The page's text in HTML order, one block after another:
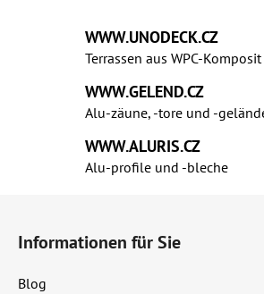
e
r
e
l
e
m
e
n
n
g
WWW.UNODECK.CZ
Terrassen aus WPC‑Komposit
WWW.GELEND.CZ
Alu-zäune, -tore und -
WWW.ALURIS.CZ
Alu-profile und ‑bleche
Informationen für Sie
Blog